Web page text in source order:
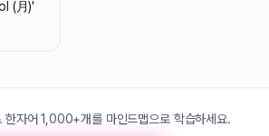
(月)'
자어 1,000+개를 마인드맵으로 학습하세요.